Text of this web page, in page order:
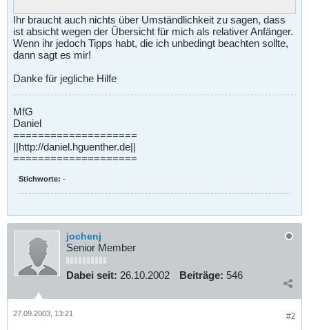
Ihr braucht auch nichts über Umständlichkeit zu sagen, dass
ist absicht wegen der Übersicht für mich als relativer Anfänger.
Wenn ihr jedoch Tipps habt, die ich unbedingt beachten sollte,
dann sagt es mir!
Danke für jegliche Hilfe
MfG
Daniel
====================
||http://daniel.hguenther.de||
====================
Stichworte: -
jochenj
Senior Member
Dabei seit: 26.10.2002 Beiträge: 546
#2
27.09.2003, 13:21